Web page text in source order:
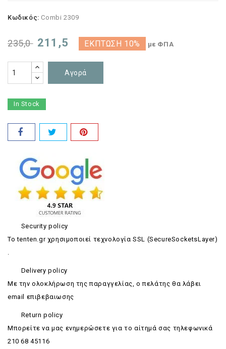
Κωδικός: Combi 2309
235,0 211,5 ΈΚΠΤΩΣΗ 10% με ΦΠΑ
Αγορά
In Stock
Security policy
Το tenten.gr χρησιμοποιεί τεχνολογία SSL (SecureSocketsLayer)
.
Delivery policy
Με την ολοκλήρωση της παραγγελίας, ο πελάτης θα λάβει
email επιβεβαιωσης
Return policy
Mπορείτε να μας ενημερώσετε για το αίτημά σας τηλεφωνικά
210 68 45116